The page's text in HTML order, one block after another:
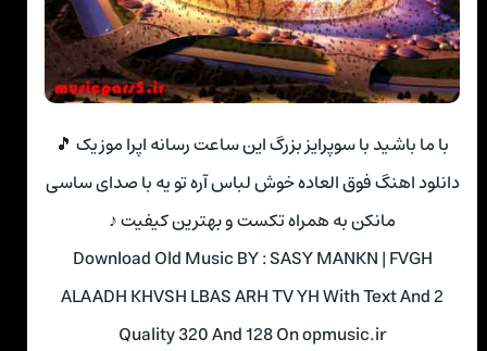
با ما باشید با سوپرایز بزرگ این ساعت رسانه اپرا موزیک 🎵
دانلود اهنگ فوق العاده خوش لباس آره تو یه با صدای ساسی
مانکن به همراه تکست و بهترین کیفیت ♪
Download Old Music BY : SASY MANKN | FVGH
ALAADH KHVSH LBAS ARH TV YH With Text And 2
Quality 320 And 128 On opmusic.ir